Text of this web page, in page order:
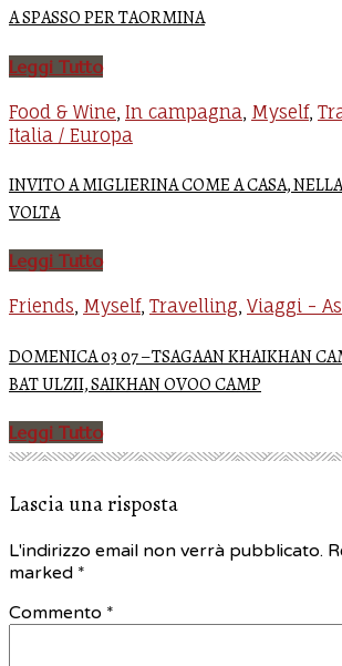
A SPASSO PER TAORMINA
Leggi Tutto
Food & Wine, In campagna, Myself,
Italia / Europa
INVITO A MIGLIERINA COME A CASA,
VOLTA
Leggi Tutto
Friends, Myself, Travelling, Viaggi -
DOMENICA 03 07 – TSAGAAN KHAIKHAN
BAT ULZII, SAIKHAN OVOO CAMP
Leggi Tutto
Lascia una risposta
L'indirizzo email non verrà pubblicato.
marked *
Commento *